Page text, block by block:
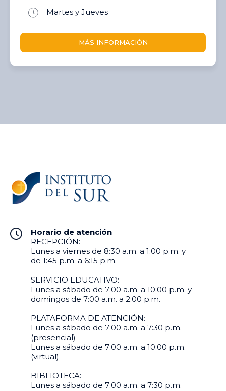
Martes y Jueves
MÁS INFORMACIÓN
Horario de atención
RECEPCIÓN:
Lunes a viernes de 8:30 a.m. a 1:00 p.m. y
de 1:45 p.m. a 6:15 p.m.
SERVICIO EDUCATIVO:
Lunes a sábado de 7:00 a.m. a 10:00 p.m. y
domingos de 7:00 a.m. a 2:00 p.m.
PLATAFORMA DE ATENCIÓN:
Lunes a sábado de 7:00 a.m. a 7:30 p.m.
(presencial)
Lunes a sábado de 7:00 a.m. a 10:00 p.m.
(virtual)
BIBLIOTECA:
Lunes a sábado de 7:00 a.m. a 7:30 p.m.